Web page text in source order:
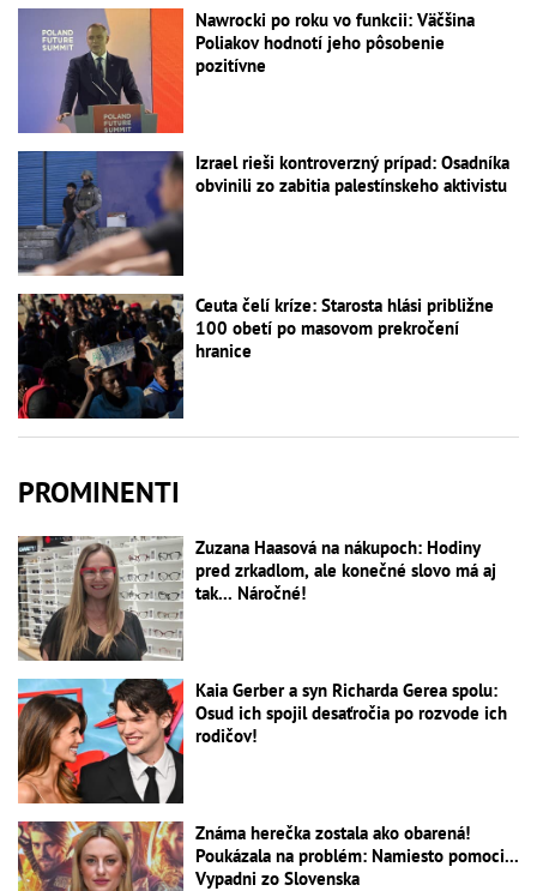
Nawrocki po roku vo funkcii: Väčšina
Poliakov hodnotí jeho pôsobenie
pozitívne
Izrael rieši kontroverzný prípad: Osadníka
obvinili zo zabitia palestínskeho aktivistu
Ceuta čelí kríze: Starosta hlási približne
100 obetí po masovom prekročení
hranice
PROMINENTI
Zuzana Haasová na nákupoch: Hodiny
pred zrkadlom, ale konečné slovo má aj
tak... Náročné!
Kaia Gerber a syn Richarda Gerea spolu:
Osud ich spojil desaťročia po rozvode ich
rodičov!
Známa herečka zostala ako obarená!
Poukázala na problém: Namiesto pomoci...
Vypadni zo Slovenska